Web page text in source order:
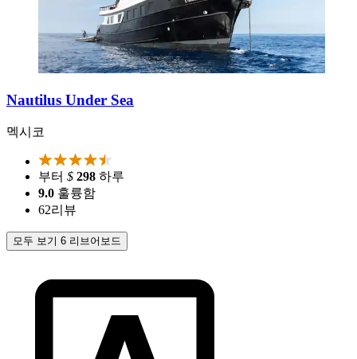
Nautilus Under Sea
멕시코
부터 $ 298 하루
9.0 훌륭함
62리뷰
모두 보기 6 리브어보드